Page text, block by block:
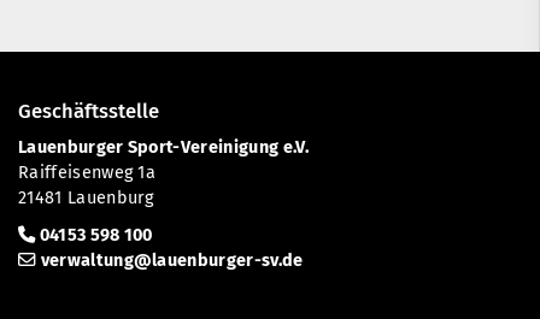
Geschäftsstelle
Lauenburger Sport-Vereinigung e.V.
Raiffeisenweg 1a
21481 Lauenburg
04153 598 100
verwaltung@lauenburger-sv.de